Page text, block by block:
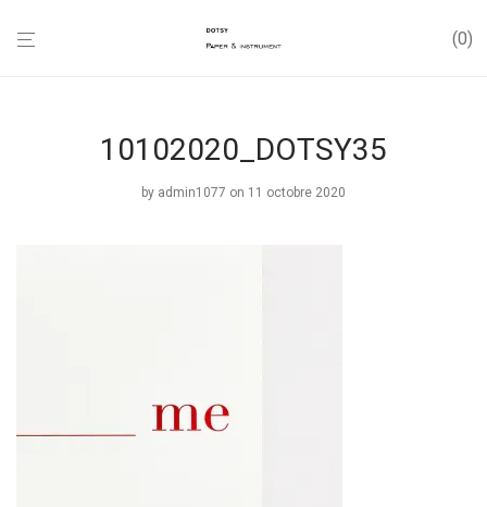
0
10102020_DOTSY35
by admin1077 on 11 octobre 2020